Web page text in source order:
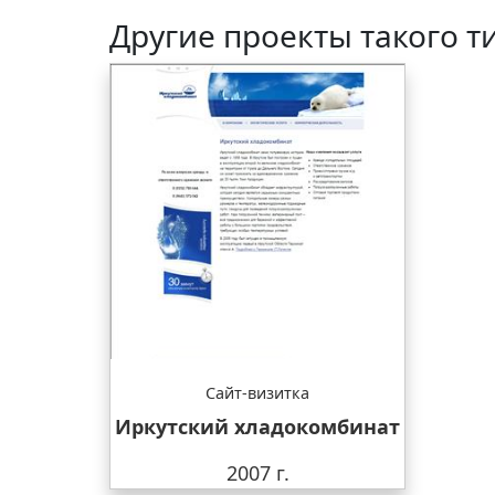
Другие проекты такого
Сайт-визитка
Иркутский хладокомбинат
2007 г.